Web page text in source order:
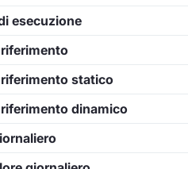
esecuzione
statico
dinamico